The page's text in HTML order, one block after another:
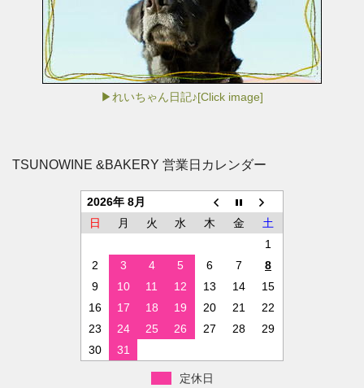
▶れいちゃん日記♪[Click image]
TSUNOWINE &BAKERY 営業日カレンダー
2026年 8月
日
月 火 水 木 金
土
1
2
3 4 5 6 7
8
9
10 11 12 13 14
15
16
17 18 19 20 21
22
23
24 25 26 27 28
29
30
31
定休日